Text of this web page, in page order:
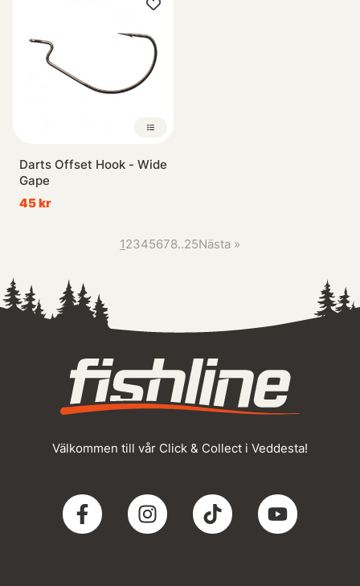
Darts Offset Hook - Wide
Gape
45 kr
12345678..25Nästa »
Välkommen till vår Click & Collect i Veddesta!